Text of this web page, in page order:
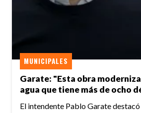
Garate: "Esta obra
agua que tiene más de ocho
MUNICIPALES
El intendente Pablo Garate